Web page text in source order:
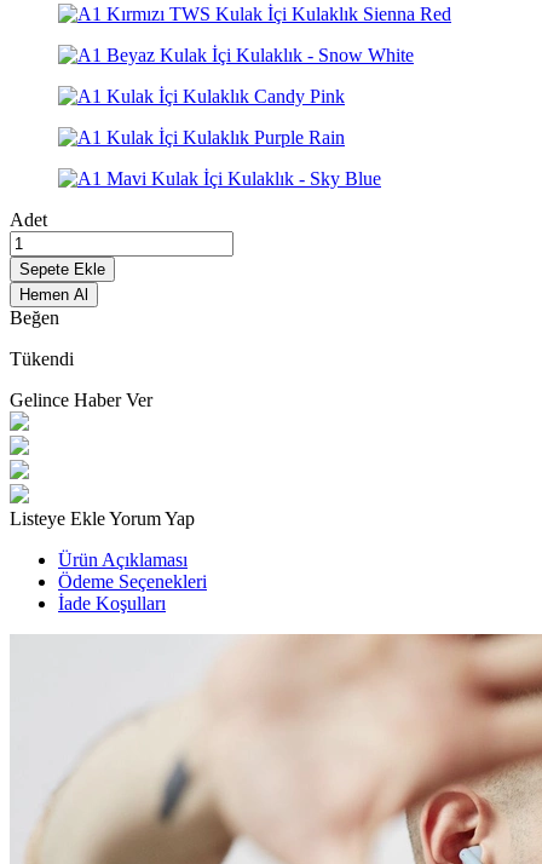
Adet
Sepete Ekle
Hemen Al
Beğen
Tükendi
Gelince Haber Ver
Listeye EkleYorum Yap
Ürün Açıklaması
Ödeme Seçenekleri
İade Koşulları